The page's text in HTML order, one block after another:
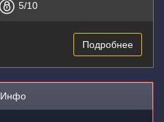
5/10
Подробнее
Инфо